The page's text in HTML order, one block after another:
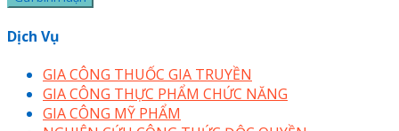
Dịch Vụ
GIA CÔNG THUỐC GIA TRUYỀN
GIA CÔNG THỰC PHẨM CHỨC NĂNG
GIA CÔNG MỸ PHẨM